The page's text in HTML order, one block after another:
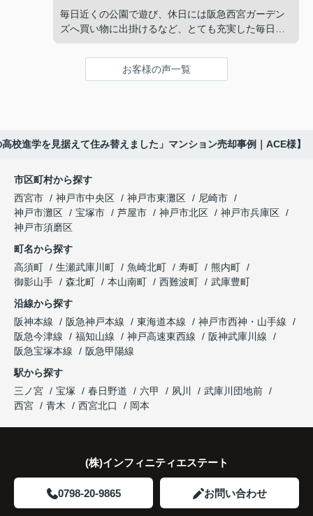
販売活動では、西宮北口駅へのアクセス、阪急西宮
ガーデンズ、医療機関や買い物施設など、将来も安
した。
趣味を楽しむ時間が増えました。
これからの暮らしを前向きに考えられるようにな
り、住み替えを決断して本当に良かったと思ってい
ます。
と家族で話し合うようになりました。
インフィニティエステートさんへ相談すると、収益
投資家向けの販売方法をご提案いただきました。
「立地も良く、長期保有したい物件です。」
と話され、このビルを大切に運営してくださること
になりました。
長年守ってきた資産を安心して引き継ぐことがで
き、家族全員が納得できる売却となりました。
毎日近くの公園で遊び、休日には阪急西宮ガーデン
ズへ買い物に出掛けるなど、とても充実した毎日を
年月が経ち、子どもが高校進学を意識する年齢にな
「レ・ジェイド西宮北口」の査定だけでなく、新居
購入とのタイミングや資金計画についても丁寧に説
明してくださいました。
販売活動では、西宮北口駅へのアクセス、阪急西宮
ガーデンズ、教育施設、商業施設など、このエリア
した。
購入されたご家族は、
と大変喜ばれ、この住まいを選ばれました。
住み替え後は家族それぞれの通勤・通学時間が短く
家族全員にとって、将来を見据えた良い選択だった
お客様の声一覧
校進学を見据えて住み替えました」マンション売却事例｜ACE様】
市区町村から探す
西宮市
神戸市中央区 神戸市東灘区
尼崎市
神戸市灘区
宝塚市 芦屋市 神戸市北区
神戸市兵庫区
神戸市須磨区
町名から探す
高須町
生瀬武庫川町 魚崎北町 寿町
熊内町
御影山手
森北町 本山南町 西難波町
武庫豊町
沿線から探す
阪神本線
阪急神戸本線 東海道本線
神戸市西神・山手線
阪急今津線
福知山線 神戸高速東西線
阪神武庫川線
阪急宝塚本線
阪急甲陽線
駅から探す
三ノ宮
宝塚 春日野道 六甲 夙川
武庫川団地前
西宮
青木 西宮北口 岡本
(株)インフィニティエステート
0798-20-9865 お問い合わせ